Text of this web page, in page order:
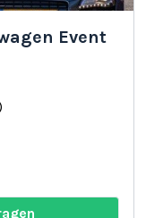
Event